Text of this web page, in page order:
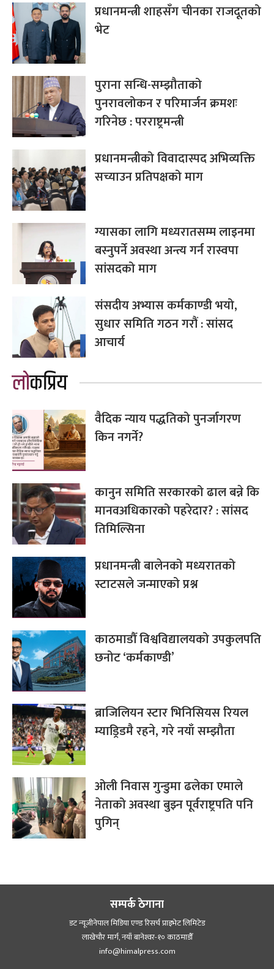
प्रधानमन्त्री शाहसँग चीनका राजदूतको
भेट
पुराना सन्धि-सम्झौताको
पुनरावलोकन र परिमार्जन क्रमशः
गरिनेछ : परराष्ट्रमन्त्री
प्रधानमन्त्रीको विवादास्पद अभिव्यक्ति
सच्याउन प्रतिपक्षको माग
ग्यासका लागि मध्यरातसम्म लाइनमा
बस्नुपर्ने अवस्था अन्त्य गर्न रास्वपा
सांसदको माग
संसदीय अभ्यास कर्मकाण्डी भयो,
सुधार समिति गठन गरौं : सांसद
आचार्य
लोकप्रिय
वैदिक न्याय पद्धतिको पुनर्जागरण
किन नगर्ने?
कानुन समिति सरकारको ढाल बन्ने कि
मानवअधिकारको पहरेदार? : सांसद
तिमिल्सिना
प्रधानमन्त्री बालेनको मध्यरातको
स्टाटसले जन्माएको प्रश्न
काठमाडौँ विश्वविद्यालयको उपकुलपति
छनोट ‘कर्मकाण्डी’
ब्राजिलियन स्टार भिनिसियस रियल
म्याड्रिडमै रहने, गरे नयाँ सम्झौता
ओली निवास गुन्डुमा ढलेका एमाले
नेताको अवस्था बुझ्न पूर्वराष्ट्रपति पनि
पुगिन्
सम्पर्क ठेगाना
डट न्यूजीनेपाल मिडिया एण्ड रिसर्च प्राइभेट लिमिटेड
लाखेचौर मार्ग, नयाँ बानेश्‍वर-१० काठमाडौँ
info@himalpress.com